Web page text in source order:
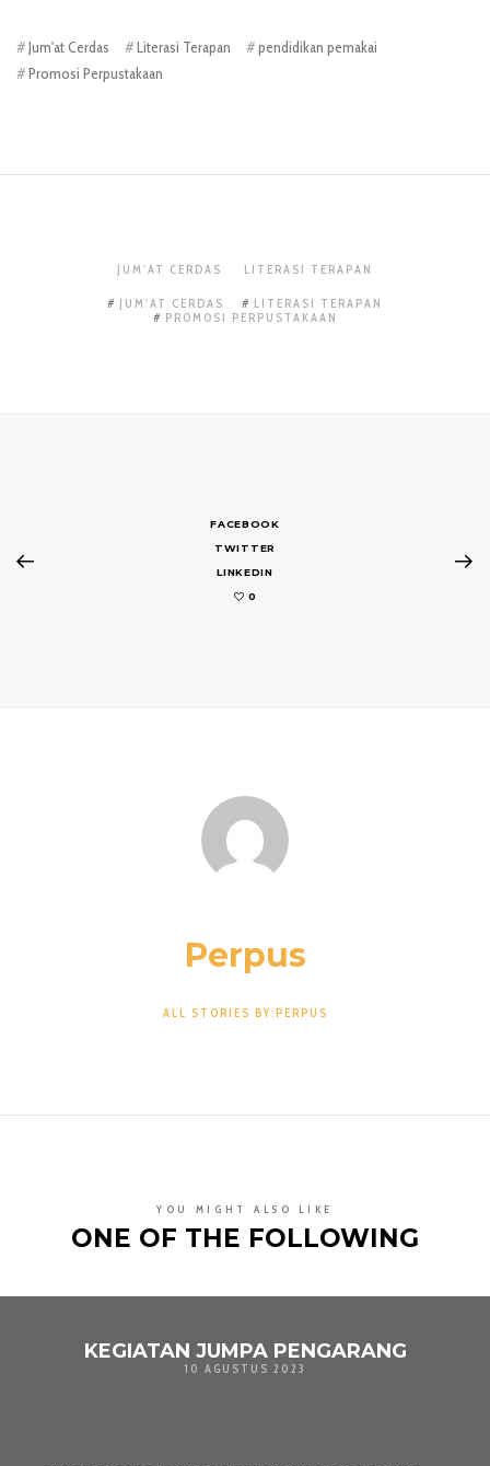
Jum'at Cerdas Literasi Terapan
pendidikan pemakai
Promosi Perpustakaan
JUM'AT CERDAS LITERASI TERAPAN
JUM'AT CERDAS
LITERASI TERAPAN
PROMOSI PERPUSTAKAAN
FACEBOOK
TWITTER
LINKEDIN
0
Perpus
ALL STORIES BY:PERPUS
YOU MIGHT ALSO LIKE
ONE OF THE FOLLOWING
KEGIATAN JUMPA PENGARANG
10 AGUSTUS 2023